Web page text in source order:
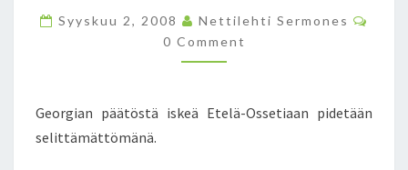
L
L
I
Syyskuu 2, 2008 Nettilehti Sermones
S
0 Comment
Georgian päätöstä iskeä Etelä-Ossetiaan pidetään
selittämättömänä.